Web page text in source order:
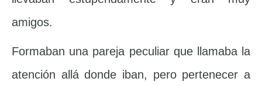
amigos.
Formaban una pareja peculiar que llamaba la
atención allá donde iban, pero pertenecer a